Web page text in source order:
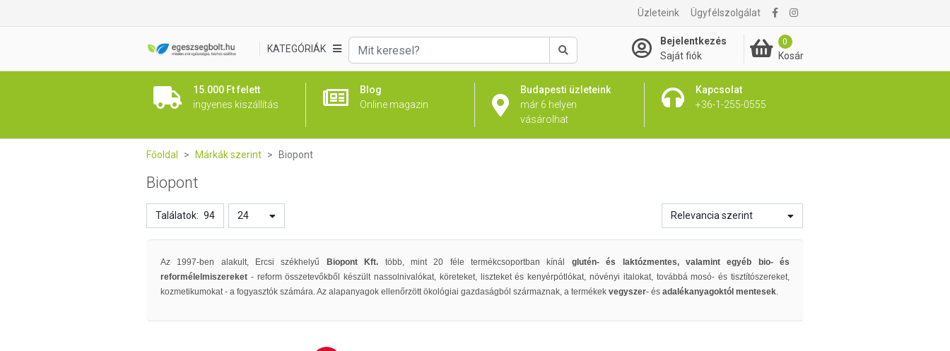
Üzleteink Ügyfélszolgálat
KATEGÓRIÁK
Keresés
Bejelentkezés
Saját fiók
0
Kosár
15.000 Ft felett
ingyenes kiszállítás
Blog
Online magazin
Budapesti üzleteink
már 6 helyen
vásárolhat
Kapcsolat
+36-1-255-0555
Főoldal Márkák szerint Biopont
Biopont
Találatok: 94 24 Relevancia szerint
Az 1997-ben alakult, Ercsi székhelyű Biopont Kft. több, mint 20 féle termékcsoportban kínál
glutén- és laktózmentes, valamint egyéb bio- és
reformélelmiszereket - reform összetevőkből készült nassolnivalókat, köreteket, liszteket és kenyérpótlókat, növényi italokat, továbbá mosó- és tisztítószereket,
kozmetikumokat - a fogyasztók számára. Az alapanyagok ellenőrzött ökológiai gazdaságból származnak, a termékek vegyszer- és adalékanyagoktól mentesek.